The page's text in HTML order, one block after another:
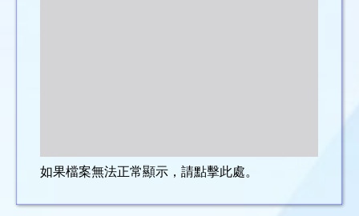
如果檔案無法正常顯示，請點擊此處。